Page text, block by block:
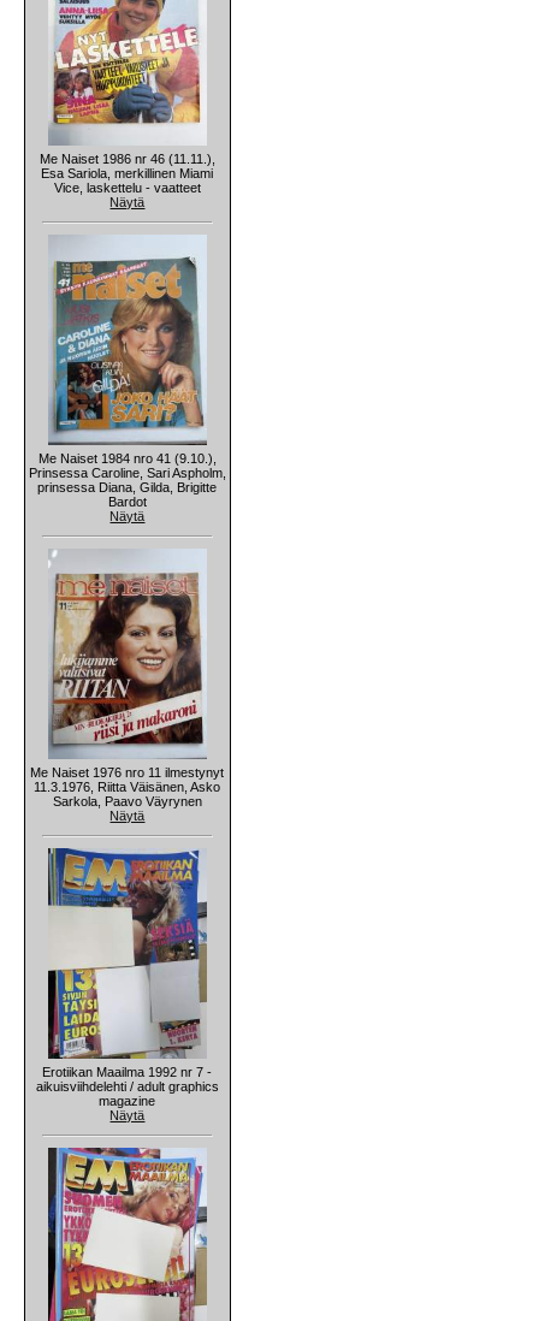
Me Naiset 1986 nr 46 (11.11.),
Esa Sariola, merkillinen Miami
Vice, laskettelu - vaatteet
Näytä
Me Naiset 1984 nro 41 (9.10.),
Prinsessa Caroline, Sari Aspholm,
prinsessa Diana, Gilda, Brigitte
Bardot
Näytä
Me Naiset 1976 nro 11 ilmestynyt
11.3.1976, Riitta Väisänen, Asko
Sarkola, Paavo Väyrynen
Näytä
Erotiikan Maailma 1992 nr 7 -
aikuisviihdelehti / adult graphics
magazine
Näytä